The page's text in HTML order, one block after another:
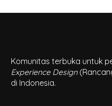
Komunitas terbuka untuk
Experience Design
di Indonesia.